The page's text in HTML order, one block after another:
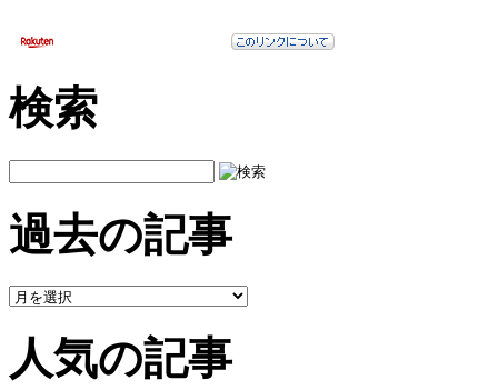
検索
過去の記事
人気の記事